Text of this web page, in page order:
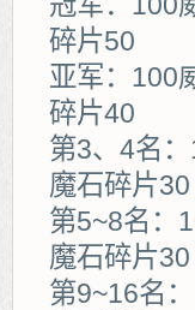
碎片50
亚军：100
碎片40
第3、4名
魔石碎片30
第5~8名：
魔石碎片30
第9~16名